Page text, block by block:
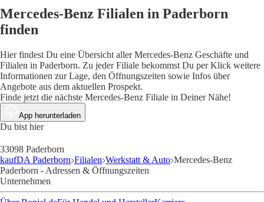
Mercedes-Benz Filialen in Paderborn
finden
Hier findest Du eine Übersicht aller Mercedes-Benz Geschäfte und
Filialen in Paderborn. Zu jeder Filiale bekommst Du per Klick weitere
Informationen zur Lage, den Öffnungszeiten sowie Infos über
Angebote aus dem aktuellen Prospekt.
Finde jetzt die nächste Mercedes-Benz Filiale in Deiner Nähe!
App herunterladen
Du bist hier
33098 Paderborn
kaufDA Paderborn Filialen Werkstatt & Auto Mercedes-Benz
Paderborn - Adressen & Öffnungszeiten
Unternehmen